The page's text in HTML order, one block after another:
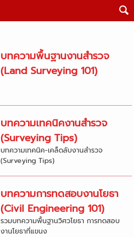
บทความพื้นฐานงานสำรวจ
(Land Surveying 101)
บทความเทคนิคงานสำรวจ
(Surveying Tips)
บทความเทคนิค-เคล็ดลับงานสำรวจ
(Surveying Tips)
บทความการทดสอบงานโยธา
(Civil Engineering 101)
รวมบทความพื้นฐานวิศวโยธา การทดสอบ
งานโยธาที่แขนง